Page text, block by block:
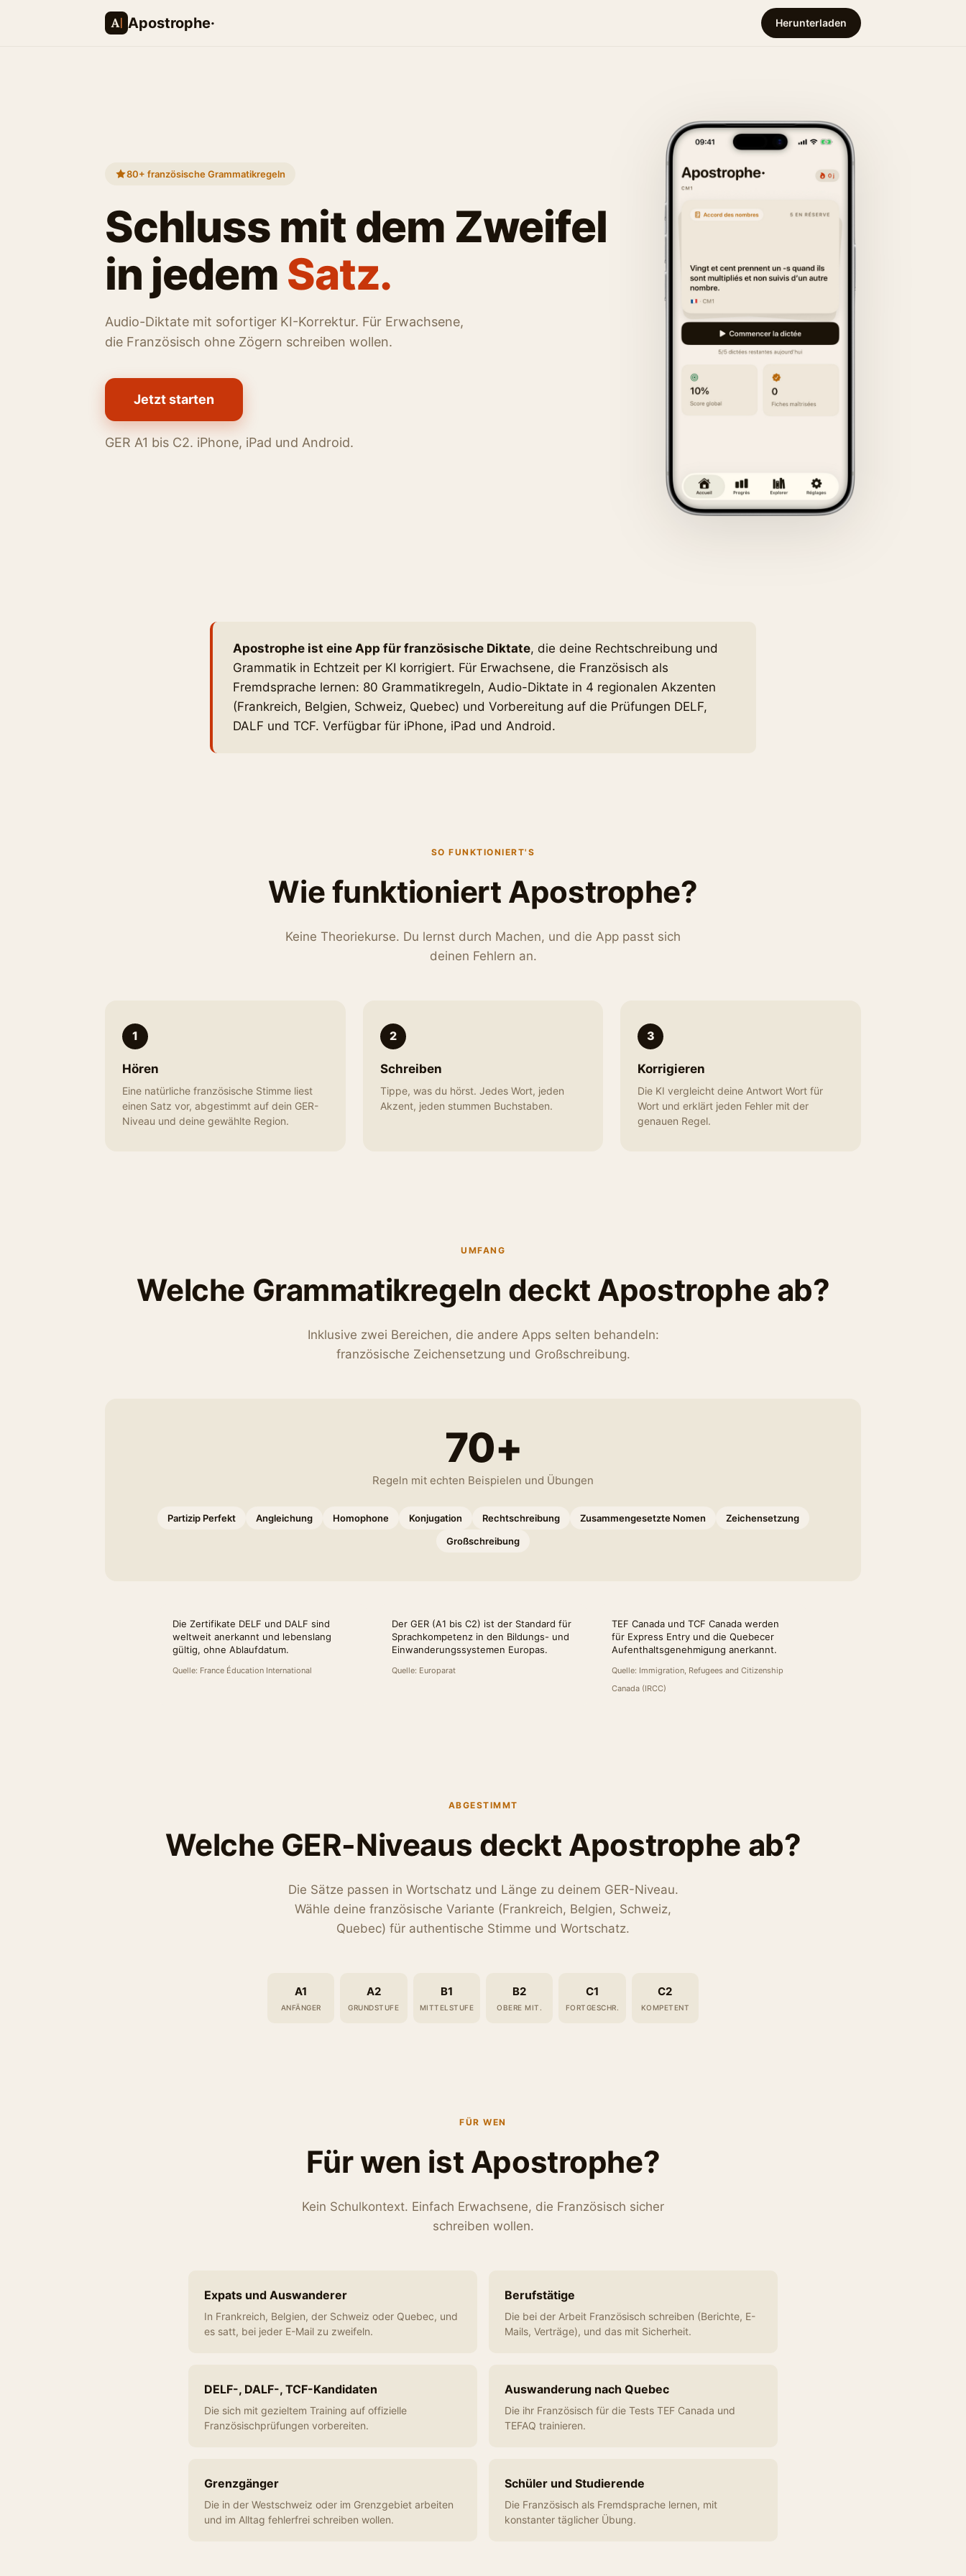
Apostrophe· Herunterladen
80+ französische Grammatikregeln
Schluss mit dem Zweifel
in jedem Satz.
Audio-Diktate mit sofortiger KI-Korrektur. Für Erwachsene,
die Französisch ohne Zögern schreiben wollen.
Jetzt starten
GER A1 bis C2. iPhone, iPad und Android.
Apostrophe ist eine App für französische Diktate, die deine Rechtschreibung und
Grammatik in Echtzeit per KI korrigiert. Für Erwachsene, die Französisch als
Fremdsprache lernen: 80 Grammatikregeln, Audio-Diktate in 4 regionalen Akzenten
(Frankreich, Belgien, Schweiz, Quebec) und Vorbereitung auf die Prüfungen DELF,
DALF und TCF. Verfügbar für iPhone, iPad und Android.
SO FUNKTIONIERT'S
Wie funktioniert Apostrophe?
Keine Theoriekurse. Du lernst durch Machen, und die App passt sich
deinen Fehlern an.
1
Hören
Eine natürliche französische Stimme liest
einen Satz vor, abgestimmt auf dein GER-
Niveau und deine gewählte Region.
2
Schreiben
Tippe, was du hörst. Jedes Wort, jeden
Akzent, jeden stummen Buchstaben.
3
Korrigieren
Die KI vergleicht deine Antwort Wort für
Wort und erklärt jeden Fehler mit der
genauen Regel.
UMFANG
Welche Grammatikregeln deckt Apostrophe ab?
Inklusive zwei Bereichen, die andere Apps selten behandeln:
französische Zeichensetzung und Großschreibung.
70+
Regeln mit echten Beispielen und Übungen
Partizip Perfekt Angleichung Homophone Konjugation Rechtschreibung Zusammengesetzte Nomen
Zeichensetzung
Großschreibung
Die Zertifikate DELF und DALF sind
weltweit anerkannt und lebenslang
gültig, ohne Ablaufdatum.
Quelle: France Éducation International
Der GER (A1 bis C2) ist der Standard für
Sprachkompetenz in den Bildungs- und
Einwanderungssystemen Europas.
Quelle: Europarat
TEF Canada und TCF Canada werden
für Express Entry und die Quebecer
Aufenthaltsgenehmigung anerkannt.
Quelle: Immigration, Refugees and Citizenship
Canada (IRCC)
ABGESTIMMT
Welche GER-Niveaus deckt Apostrophe ab?
Die Sätze passen in Wortschatz und Länge zu deinem GER-Niveau.
Wähle deine französische Variante (Frankreich, Belgien, Schweiz,
Quebec) für authentische Stimme und Wortschatz.
A1
ANFÄNGER
A2
GRUNDSTUFE
B1
MITTELSTUFE
B2
OBERE MIT.
C1
FORTGESCHR.
C2
KOMPETENT
FÜR WEN
Für wen ist Apostrophe?
Kein Schulkontext. Einfach Erwachsene, die Französisch sicher
schreiben wollen.
Expats und Auswanderer
In Frankreich, Belgien, der Schweiz oder Quebec, und
es satt, bei jeder E-Mail zu zweifeln.
Berufstätige
Die bei der Arbeit Französisch schreiben (Berichte, E-
Mails, Verträge), und das mit Sicherheit.
DELF-, DALF-, TCF-Kandidaten
Die sich mit gezieltem Training auf offizielle
Französischprüfungen vorbereiten.
Auswanderung nach Quebec
Die ihr Französisch für die Tests TEF Canada und
TEFAQ trainieren.
Grenzgänger
Die in der Westschweiz oder im Grenzgebiet arbeiten
und im Alltag fehlerfrei schreiben wollen.
Schüler und Studierende
Die Französisch als Fremdsprache lernen, mit
konstanter täglicher Übung.